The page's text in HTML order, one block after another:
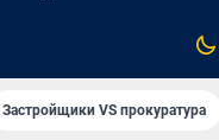
Застройщики VS прокуратура